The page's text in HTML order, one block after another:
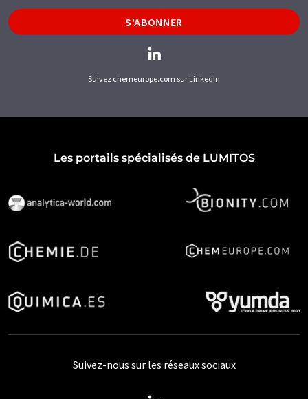
S'ABONNER
Suivez chemeurope.com sur LinkedIn
Les portails spécialisés de LUMITOS
Suivez-nous sur les réseaux sociaux